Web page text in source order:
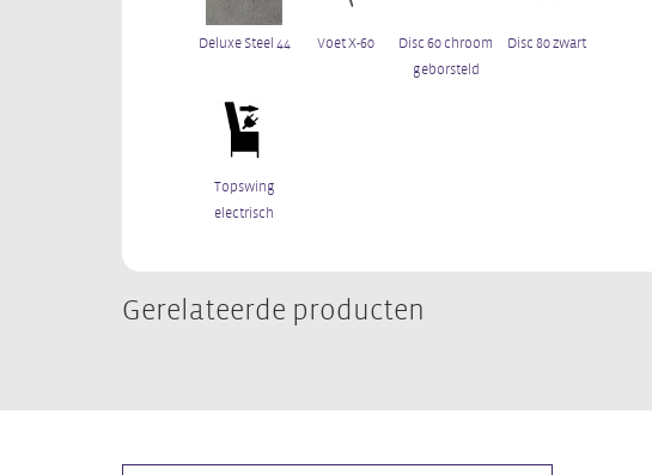
Deluxe Steel 44 Voet X-60
Disc 60 chroom
geborsteld
Disc 80 zwart
Topswing
electrisch
Gerelateerde producten